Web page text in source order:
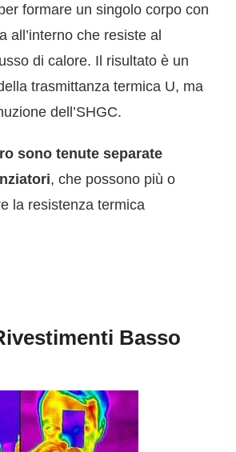
formare un singolo corpo con
all’interno che resiste al
di calore. Il risultato è un
trasmittanza termica U, ma
dell’SHGC.
sono tenute separate
, che possono più o
la resistenza termica
Basso